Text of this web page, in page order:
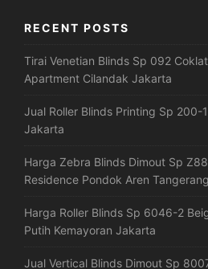
RECENT POSTS
Tirai Venetian Blinds Sp 092
Apartment Cilandak Jakarta
Jual Roller Blinds Printing Sp 200-
Jakarta
Harga Zebra Blinds Dimout Sp
Residence Pondok Aren Tangerang
Harga Roller Blinds Sp 6046-2
Putih Kemayoran Jakarta
Jual Vertical Blinds Dimout Sp